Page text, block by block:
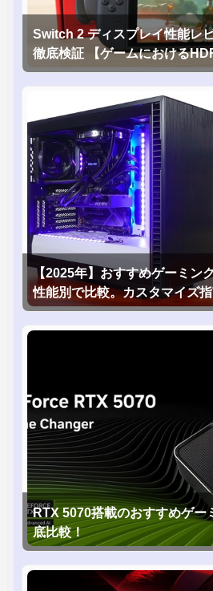
Switch 2 ディスプレイ性能レ
徹底検証 【ゲームにおける
1台！】
【2025年】おすすめゲーミン
性能別で比較。カスタマイズ
RTX 5070搭載のおすすめゲー
底比較！